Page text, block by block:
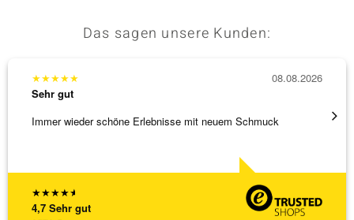
Das sagen unsere Kunden:
★★★★★
4,7 Sehr gut
★★★★★
Sehr gut
Immer wieder schöne Erlebnisse mit neuem Schmuck
08.08.2026